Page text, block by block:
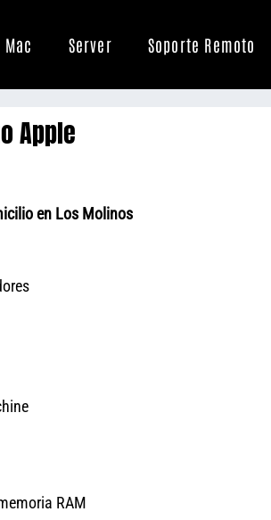
Mac Server Soporte Remoto
Apple
en Los Molinos
RAM